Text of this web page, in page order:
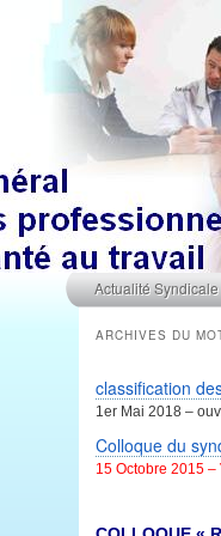
Menu principal
Aller au contenu
Aller au contenu
Actualité Syndicale
ARCHIVES DU
classification
1er Mai 2018 –
Colloque du
15 Octobre 2015